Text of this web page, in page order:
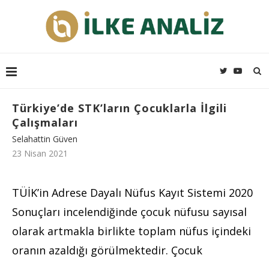
Türkiye’de STK’ların Çocuklarla İlgili
Çalışmaları
Selahattin Güven
23 Nisan 2021
TÜİK’in Adrese Dayalı Nüfus Kayıt Sistemi 2020
Sonuçları incelendiğinde çocuk nüfusu sayısal
olarak artmakla birlikte toplam nüfus içindeki
oranın azaldığı görülmektedir. Çocuk